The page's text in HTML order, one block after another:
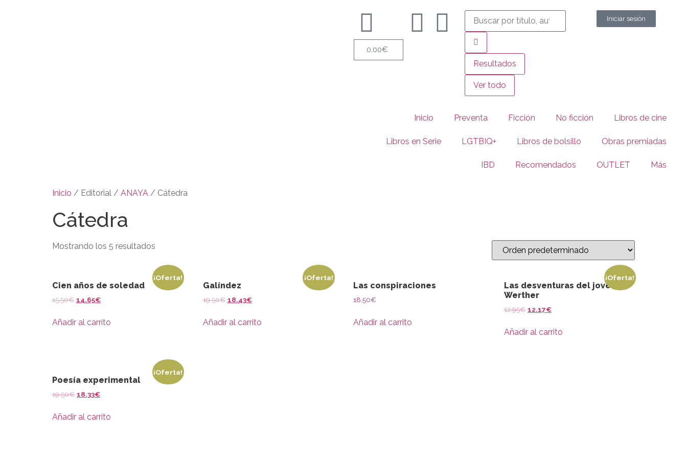
0.00€
Resultados
Ver todo
Iniciar sesión
Inicio Preventa Ficción No ficción Libros de cine
Libros en Serie LGTBIQ+ Libros de bolsillo Obras premiadas
IBD Recomendados OUTLET Más
Inicio / Editorial / ANAYA / Cátedra
Cátedra
Mostrando los 5 resultados
¡Oferta!
Cien años de soledad
15.50€ 14.65€
Añadir al carrito
¡Oferta!
Galíndez
19.50€ 18.43€
Añadir al carrito
Las conspiraciones
18.50€
Añadir al carrito
¡Oferta!
Las desventuras del joven
Werther
12.95€ 12.17€
Añadir al carrito
¡Oferta!
Poesía experimental
19.50€ 18.33€
Añadir al carrito